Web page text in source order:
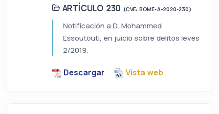
ARTÍCULO 230 (CVE: BOME-A-2020-230)
Notificación a D. Mohammed
Essoutouti, en juicio sobre delitos leves
2/2019.
Descargar Vista web